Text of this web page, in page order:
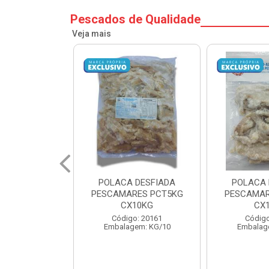
Pescados de Qualidade
Veja mais
POLACA DESFIADA
PESCAMARES PCT1KG
CX10KG
Código: 20162
Embalagem: KG/10
POSTA
1KG